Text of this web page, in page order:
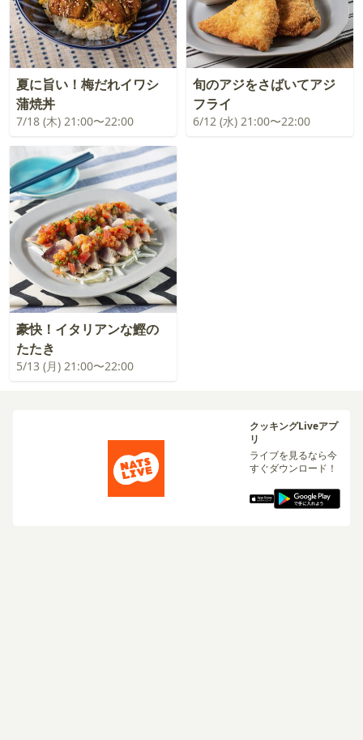
夏に旨い！梅だれイワシ
蒲焼丼
7/18 (木) 21:00〜22:00
旬のアジをさばいてアジ
フライ
6/12 (水) 21:00〜22:00
豪快！イタリアンな鰹の
たたき
5/13 (月) 21:00〜22:00
クッキングLiveアプ
リ
ライブを見るなら今
すぐダウンロード！